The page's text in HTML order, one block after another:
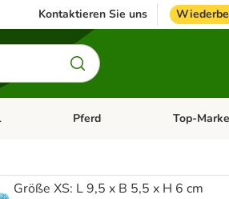
Kontaktieren Sie uns
Menü öffnen: FischKategorie-Menü öffnen: Vogel
Pferd Kategorie-
Top-
Größe XS: L 9,5 x B 5,5 x H 6 cm